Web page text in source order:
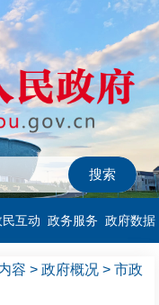
民互动 政务服务 政府数据
容 > 政府概况 > 市政